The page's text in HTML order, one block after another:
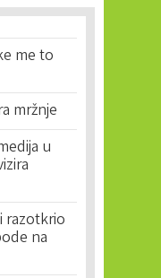
me to
mržnje
u
razotkrio
na